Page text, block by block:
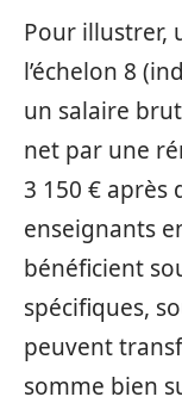
Pour illustrer,
l’échelon 8
un salaire
net par une
3 150 € après
enseignants
bénéficient
spécifiques,
peuvent
somme bien